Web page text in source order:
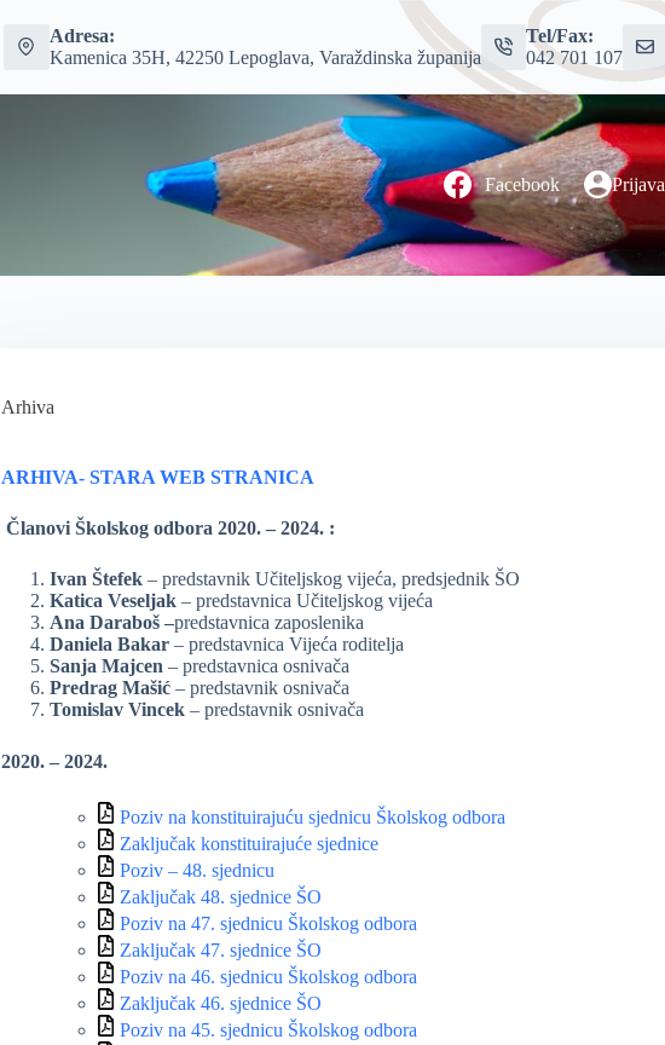
Adresa:
Kamenica 35H, 42250 Lepoglava, Varaždinska županija
Tel/Fax:
042 701 107
Facebook Prijava
Arhiva
ARHIVA- STARA WEB STRANICA
Članovi Školskog odbora 2020. – 2024.:
Ivan Štefek– predstavnik Učiteljskog vijeća, predsjednik ŠO
Katica Veseljak – predstavnica Učiteljskog vijeća
Ana Daraboš –predstavnica zaposlenika
Daniela Bakar– predstavnica Vijeća roditelja
Sanja Majcen – predstavnica osnivača
Predrag Mašić – predstavnik osnivača
Tomislav Vincek – predstavnik osnivača
2020. – 2024.
Poziv na konstituirajuću sjednicu Školskog odbora
Zaključak konstituirajuće sjednice
Poziv – 48. sjednicu
Zaključak 48. sjednice ŠO
Poziv na 47. sjednicu Školskog odbora
Zaključak 47. sjednice ŠO
Poziv na 46. sjednicu Školskog odbora
Zaključak 46. sjednice ŠO
Poziv na 45. sjednicu Školskog odbora